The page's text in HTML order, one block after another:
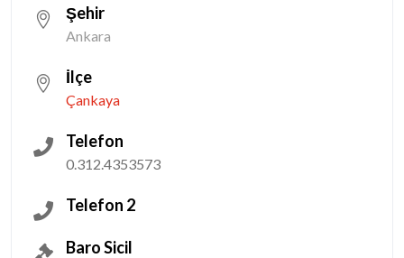
Şehir
Ankara
İlçe
Çankaya
Telefon
0.312.4353573
Telefon 2
Baro Sicil